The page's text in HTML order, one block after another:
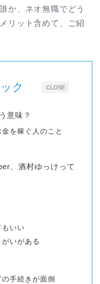
か、ネオ無職でどう
リット含めて、ご紹
CLOSE
ク
意味？
を稼ぐ人のこと
、酒村ゆっけって
もいい
いがある
手続きが面倒